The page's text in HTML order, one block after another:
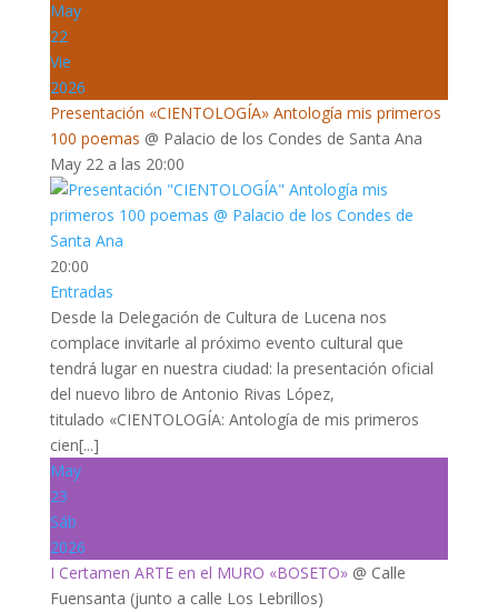
May
22
Vie
2026
Presentación «CIENTOLOGÍA» Antología mis primeros
100 poemas @ Palacio de los Condes de Santa Ana
May 22 a las 20:00
20:00
Entradas
Desde la Delegación de Cultura de Lucena nos
complace invitarle al próximo evento cultural que
tendrá lugar en nuestra ciudad: la presentación oficial
del nuevo libro de Antonio Rivas López,
titulado «CIENTOLOGÍA: Antología de mis primeros
cien[...]
May
23
Sáb
2026
I Certamen ARTE en el MURO «BOSETO» @ Calle
Fuensanta (junto a calle Los Lebrillos)